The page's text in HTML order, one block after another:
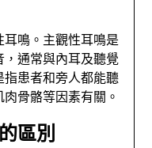
鳴。主觀性耳鳴是
通常與內耳及聽覺
患者和旁人都能聽
骨骼等因素有關。
區別